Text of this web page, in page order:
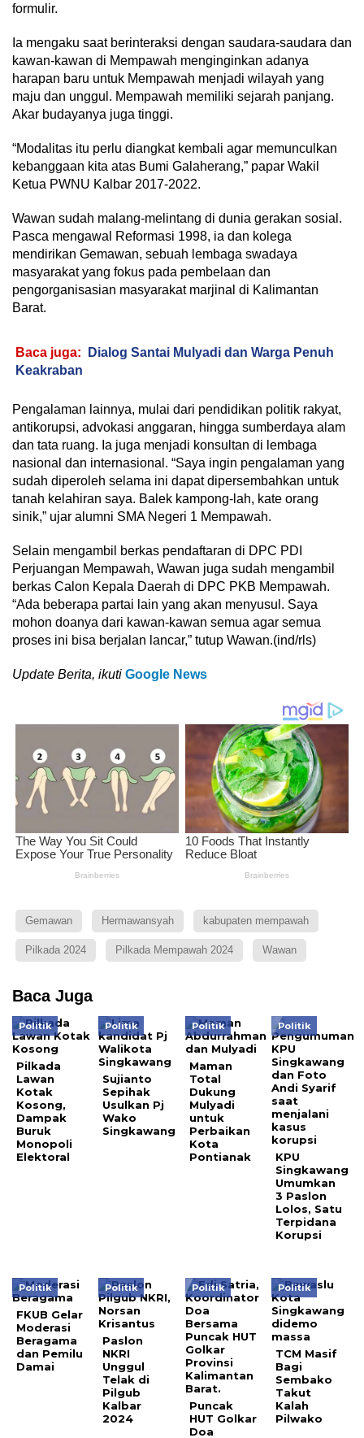
formulir.
Ia mengaku saat berinteraksi dengan saudara-saudara dan
kawan-kawan di Mempawah menginginkan adanya
harapan baru untuk Mempawah menjadi wilayah yang
maju dan unggul. Mempawah memiliki sejarah panjang.
Akar budayanya juga tinggi.
“Modalitas itu perlu diangkat kembali agar memunculkan
kebanggaan kita atas Bumi Galaherang,” papar Wakil
Ketua PWNU Kalbar 2017-2022.
Wawan sudah malang-melintang di dunia gerakan sosial.
Pasca mengawal Reformasi 1998, ia dan kolega
mendirikan Gemawan, sebuah lembaga swadaya
masyarakat yang fokus pada pembelaan dan
pengorganisasian masyarakat marjinal di Kalimantan
Barat.
Baca juga:
Dialog Santai Mulyadi dan Warga Penuh
Keakraban
Pengalaman lainnya, mulai dari pendidikan politik rakyat,
antikorupsi, advokasi anggaran, hingga sumberdaya alam
dan tata ruang. Ia juga menjadi konsultan di lembaga
nasional dan internasional. “Saya ingin pengalaman yang
sudah diperoleh selama ini dapat dipersembahkan untuk
tanah kelahiran saya. Balek kampong-lah, kate orang
sinik,” ujar alumni SMA Negeri 1 Mempawah.
Selain mengambil berkas pendaftaran di DPC PDI
Perjuangan Mempawah, Wawan juga sudah mengambil
berkas Calon Kepala Daerah di DPC PKB Mempawah.
“Ada beberapa partai lain yang akan menyusul. Saya
mohon doanya dari kawan-kawan semua agar semua
proses ini bisa berjalan lancar,” tutup Wawan.(ind/rls)
Update Berita, ikuti Google News
Gemawan Hermawansyah kabupaten mempawah
Pilkada 2024 Pilkada Mempawah 2024 Wawan
Baca Juga
Politik
Pilkada
Lawan
Kotak
Kosong,
Dampak
Buruk
Monopoli
Elektoral
Politik
Sujianto
Sepihak
Usulkan Pj
Wako
Singkawang
Politik
Maman
Total
Dukung
Mulyadi
untuk
Perbaikan
Kota
Pontianak
Politik
KPU
Singkawang
Umumkan
3 Paslon
Lolos, Satu
Terpidana
Korupsi
Politik
FKUB Gelar
Moderasi
Beragama
dan Pemilu
Damai
Politik
Paslon
NKRI
Unggul
Telak di
Pilgub
Kalbar
2024
Politik
Puncak
HUT Golkar
Doa
Politik
TCM Masif
Bagi
Sembako
Takut
Kalah
Pilwako